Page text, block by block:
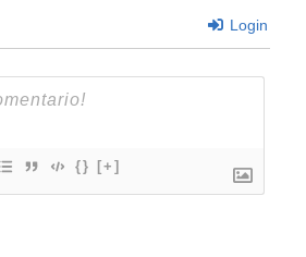
Login
{} [+]